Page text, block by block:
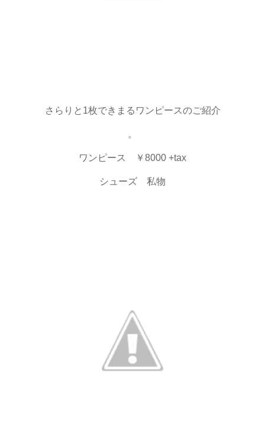
さらりと1枚できまるワンピースのご紹介
。
ワンピース ￥8000 +tax
シューズ 私物